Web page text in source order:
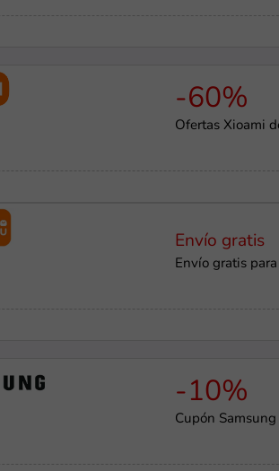
-60%
Ofertas Xioami
Envío gratis
Envío gratis
-10%
Cupón